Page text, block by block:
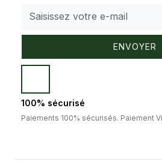
ENVOYER
100% sécurisé
Paiements 100% sécurisés. Paiement